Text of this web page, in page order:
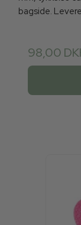
bagside.
98,00